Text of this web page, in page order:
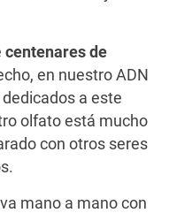
centenares de
en nuestro ADN
a este
olfato está mucho
con otros seres
mano a mano con